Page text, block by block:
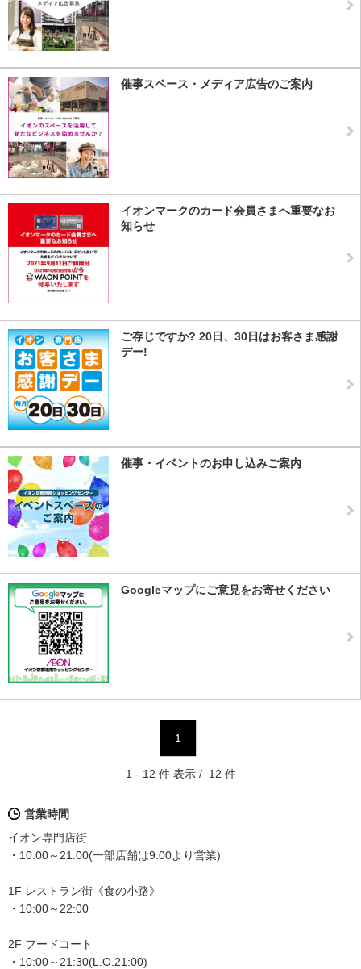
催事スペース・メディア広告のご案内
イオンマークのカード会員さまへ重要なお
知らせ
ご存じですか? 20日、30日はお客さま感謝
デー!
催事・イベントのお申し込みご案内
Googleマップにご意見をお寄せください
1
1 - 12 件 表示 / 12 件
営業時間
イオン専門店街
・10:00～21:00(一部店舗は9:00より営業)
1F レストラン街《食の小路》
・10:00～22:00
2F フードコート
・10:00～21:30(L.O.21:00)